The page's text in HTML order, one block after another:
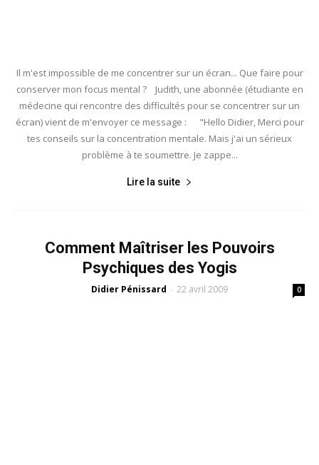
Il m'est impossible de me concentrer sur un écran... Que faire pour
conserver mon focus mental ? Judith, une abonnée (étudiante en
médecine qui rencontre des difficultés pour se concentrer sur un
écran) vient de m'envoyer ce message : "Hello Didier, Merci pour
tes conseils sur la concentration mentale. Mais j'ai un sérieux
problème à te soumettre. Je zappe...
Lire la suite
Comment Maîtriser les Pouvoirs
Psychiques des Yogis
Didier Pénissard - 22 avril 2009 0